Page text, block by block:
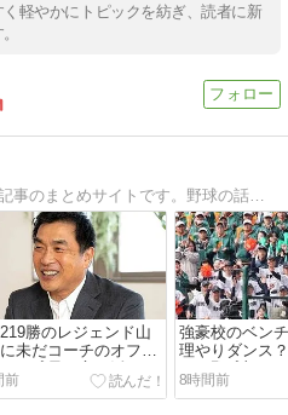
軽やかにトピックを紡ぎ、読者に新
勝のレジェンド山
未だコーチのオファ
し！球界の宝を活かし
いない現状と現場復
前
強豪校のベン
理やりダンス
する野球部イ
相と現場取材
8時間前